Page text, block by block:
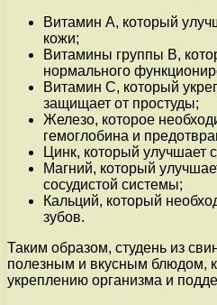
Витамин А, который
кожи;
Витамины группы В,
нормального
Витамин С, который
защищает от простуды;
Железо, которое
гемоглобина и
Цинк, который улучшает
Магний, который
сосудистой системы;
Кальций, который
зубов.
Таким образом, студень из
полезным и вкусным блюдом,
укреплению организма и